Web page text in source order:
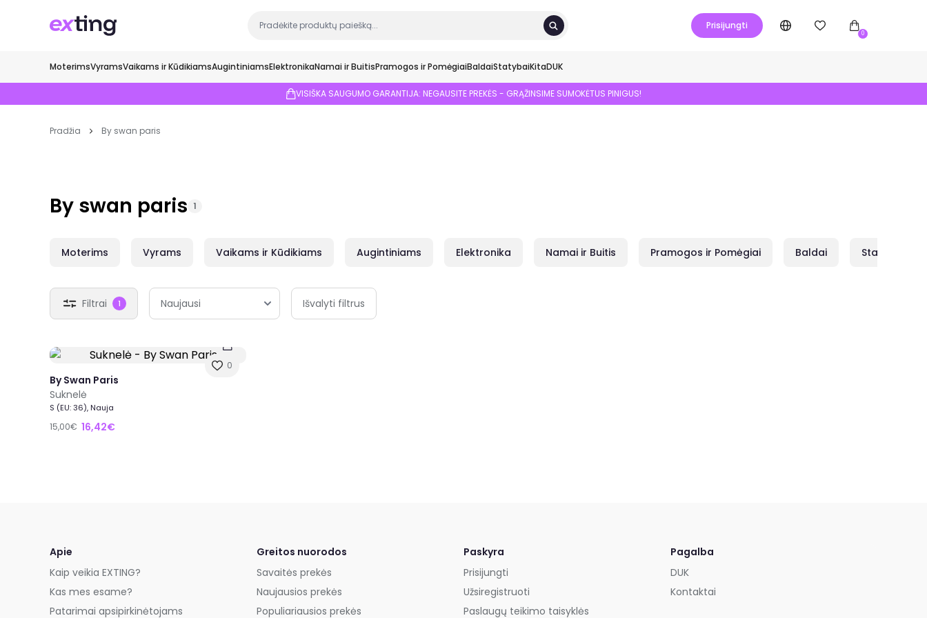
Prisijungti
0
MoterimsVyramsVaikams ir KūdikiamsAugintiniamsElektronikaNamai ir BuitisPramogos ir PomėgiaiBaldaiStatybaiKitaDUK
VISIŠKA SAUGUMO GARANTIJA: NEGAUSITE PREKĖS - GRĄŽINSIME SUMOKĖTUS PINIGUS!
Pradžia By swan paris
By swan paris 1
Moterims Vyrams Vaikams ir Kūdikiams Augintiniams Elektronika Namai ir Buitis Pramogos ir Pomėgiai Baldai Statybai
Filtrai 1 Išvalyti filtrus
0
By Swan Paris
Suknelė
S (EU: 36), Nauja
15,00€ 16,42€
Apie
Kaip veikia EXTING?
Kas mes esame?
Patarimai apsipirkinėtojams
Greitos nuorodos
Savaitės prekės
Naujausios prekės
Populiariausios prekės
Paskyra
Prisijungti
Užsiregistruoti
Paslaugų teikimo taisyklės
Pagalba
DUK
Kontaktai